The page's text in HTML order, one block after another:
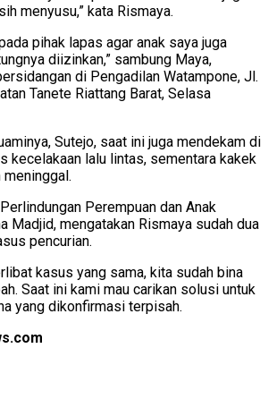
menyusu,” kata Rismaya.
pihak lapas agar anak saya juga
diizinkan,” sambung Maya,
di Pengadilan Watampone, Jl.
Tanete Riattang Barat, Selasa
Sutejo, saat ini juga mendekam di
kecelakaan lalu lintas, sementara kakek
meninggal.
Perempuan dan Anak
Madjid, mengatakan Rismaya sudah dua
pencurian.
kasus yang sama, kita sudah bina
Saat ini kami mau carikan solusi untuk
yang dikonfirmasi terpisah.